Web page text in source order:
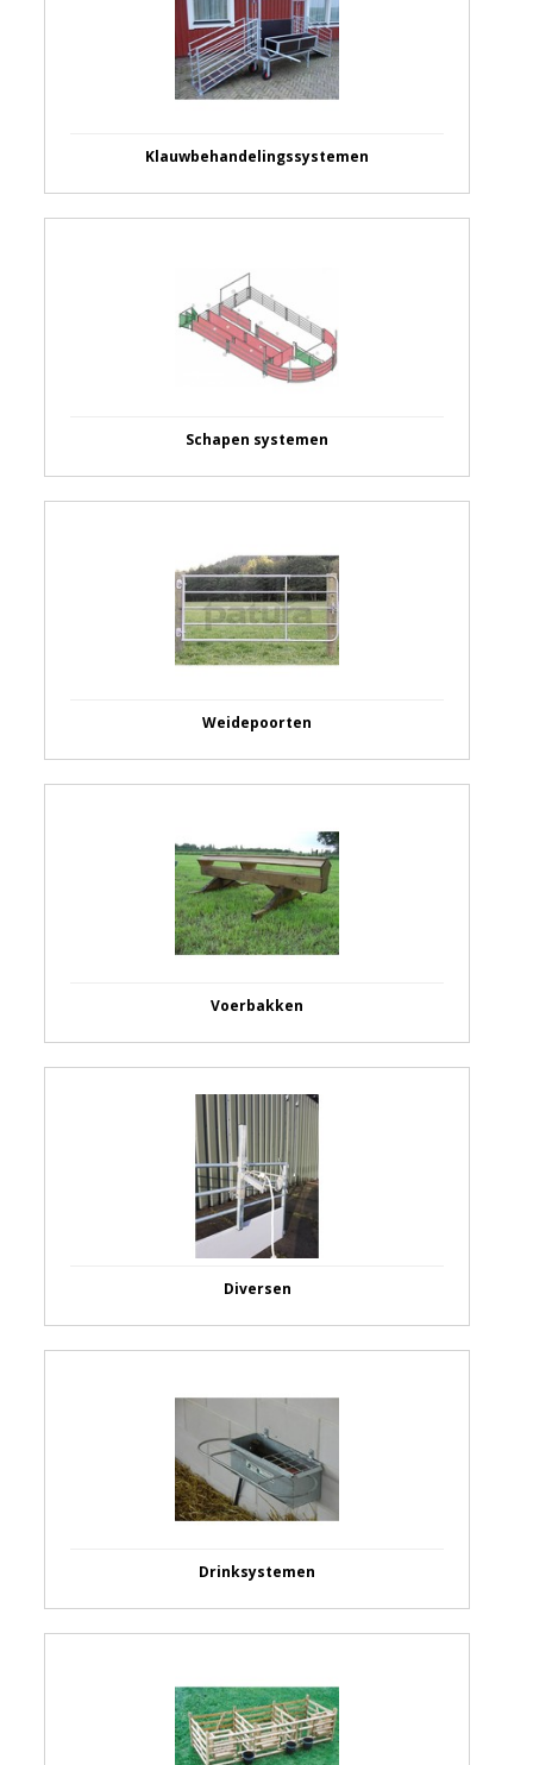
Klauwbehandelingssystemen
Schapen systemen
Weidepoorten
Voerbakken
Diversen
Drinksystemen